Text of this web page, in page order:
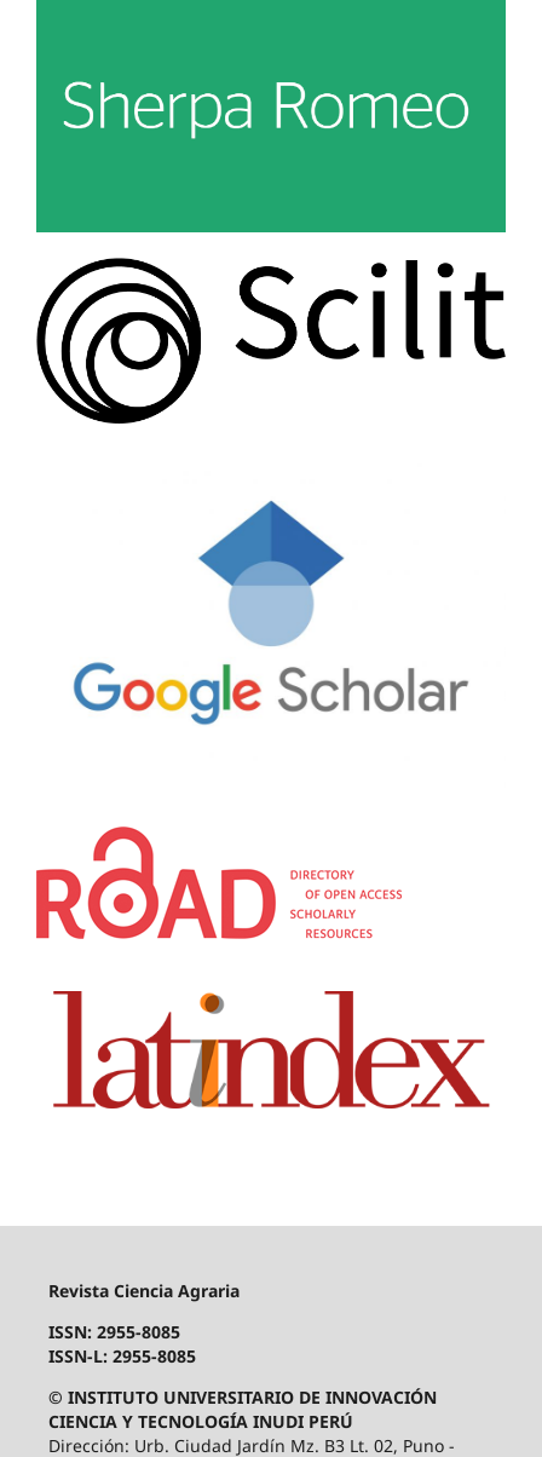
Revista Ciencia Agraria
ISSN: 2955-8085
ISSN-L: 2955-8085
© INSTITUTO UNIVERSITARIO DE INNOVACIÓN
CIENCIA Y TECNOLOGÍA INUDI PERÚ
Dirección: Urb. Ciudad Jardín Mz. B3 Lt. 02, Puno -